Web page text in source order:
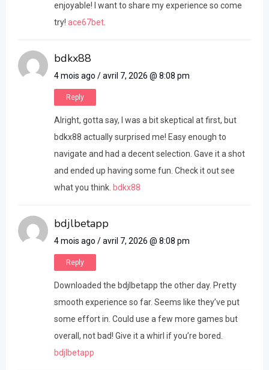
enjoyable! I want to share my experience so come
try! ace67bet
bdkx88
4 mois ago / avril 7, 2026 @ 8:08 pm
Reply
Alright, gotta say, I was a bit skeptical at first, but
bdkx88 actually surprised me! Easy enough to
navigate and had a decent selection. Gave it a shot
and ended up having some fun. Check it out see
what you think. bdkx88
bdjlbetapp
4 mois ago / avril 7, 2026 @ 8:08 pm
Reply
Downloaded the bdjlbetapp the other day. Pretty
smooth experience so far. Seems like they’ve put
some effort in. Could use a few more games but
overall, not bad! Give it a whirl if you’re bored.
bdjlbetapp